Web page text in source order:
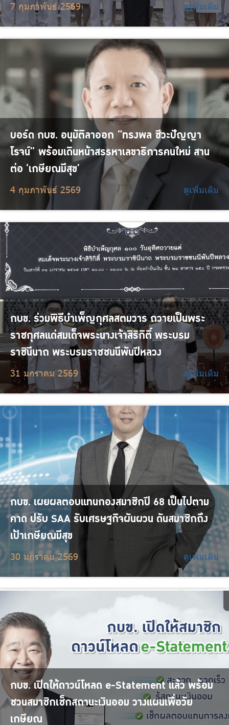
7 กุมภาพันธ์ 2569 ดูเพิ่มเติม
บอร์ด กบข. อนุมัติลาออก “ทรงพล ชีวะปัญญา
โรจน์” พร้อมเดินหน้าสรรหาเลขาธิการคนใหม่ สาน
ต่อ ‘เกษียณมีสุข’
4 กุมภาพันธ์ 2569 ดูเพิ่มเติม
กบข. ร่วมพิธีบำเพ็ญกุศลสตมวาร ถวายเป็นพระ
ราชกุศลแด่สมเด็จพระนางเจ้าสิริกิติ์ พระบรม
ราชินีนาถ พระบรมราชชนนีพันปีหลวง
31 มกราคม 2569 ดูเพิ่มเติม
กบข. เผยผลตอบแทนกองสมาชิกปี 68 เป็นไปตาม
คาด ปรับ SAA รับเศรษฐกิจผันผวน ดันสมาชิกถึง
เป้าเกษียณมีสุข
30 มกราคม 2569 ดูเพิ่มเติม
กบข. เปิดให้ดาวน์โหลด e-Statement แล้ว พร้อม
ชวนสมาชิกเช็กสถานะเงินออม วางแผนเพื่อวัย
เกษียณ